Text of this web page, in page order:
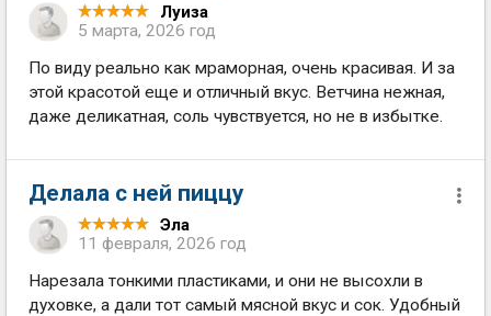
Луиза
5 марта, 2026 год
По виду реально как мраморная, очень красивая. И за
этой красотой еще и отличный вкус. Ветчина нежная,
даже деликатная, соль чувствуется, но не в избытке.
Делала с ней пиццу
Эла
11 февраля, 2026 год
Нарезала тонкими пластиками, и они не высохли в
духовке, а дали тот самый мясной вкус и сок. Удобный